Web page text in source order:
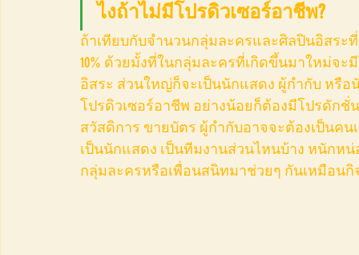
ไงถ้าไม่มีโปรดิวเซอร์อาชีพ?
ถ้าเทียบกับจำนวนกลุ่มละครและศิลปินอิสระ
10% ด้วยมั้งที่ในกลุ่มละครที่เกิดขึ้นมาใหม่จ
อิสระ ส่วนใหญ่ก็จะเป็นนักแสดง ผู้กำกับ หรื
โปรดิวเซอร์อาชีพ อย่างน้อยก็ต้องมีโปรดักชั่
สวัสดิการ ขายบัตร ผู้กำกับอาจจะต้องเป็นคน
เป็นนักแสดง เป็นทีมงานส่วนไหนบ้าง หนักห
กลุ่มละครหรือเพื่อนสนิทมาช่วยๆ กันเหมือนกิ